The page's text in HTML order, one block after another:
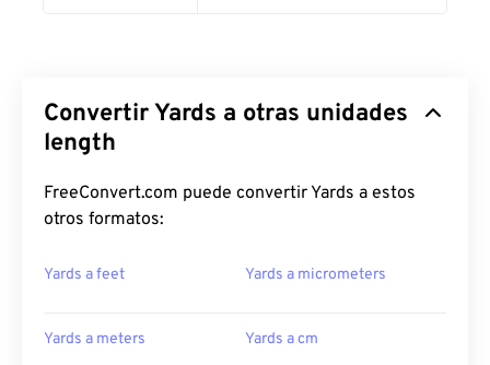
Convertir Yards a otras unidades
length
FreeConvert.com puede convertir Yards a estos
otros formatos:
Yards a feet Yards a micrometers
Yards a meters Yards a cm